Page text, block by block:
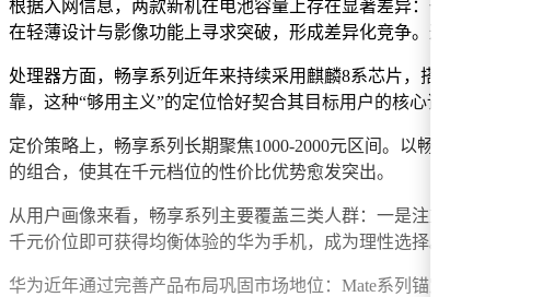
根据入网信息，两款新机在电池容量上存在显著差异：一款配备
在轻薄设计与影像功能上寻求突破，形成差异化竞争。这一策略或进
处理器方面，畅享系列近年来持续采用麒麟8系芯片，搭配鸿蒙系统
靠，这种“够用主义”的定位恰好契合其目标用户的核心诉求。
定价策略上，畅享系列长期聚焦1000-2000元区间。以畅享90 Pro
的组合，使其在千元档位的性价比优势愈发突出。
从用户画像来看，畅享系列主要覆盖三类人群：一是注重续航、字体
千元价位即可获得均衡体验的华为手机，成为理性选择。
华为近年通过完善产品布局巩固市场地位：Mate系列锚定高端全能市